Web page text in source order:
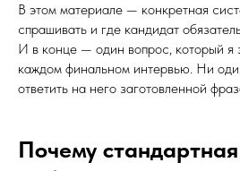
В этом материале — конкретная
спрашивать и где кандидат
И в конце — один вопрос, который я
каждом финальном интервью. Ни
ответить на него заготовленной
Почему